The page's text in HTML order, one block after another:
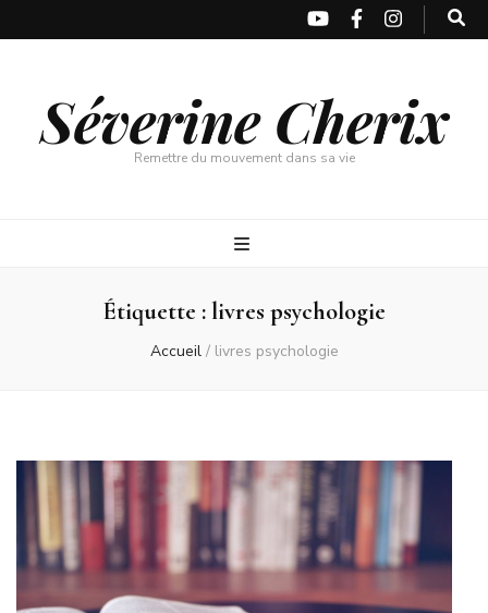
Séverine Cherix
Remettre du mouvement dans sa vie
Étiquette :livres psychologie
Accueil / livres psychologie